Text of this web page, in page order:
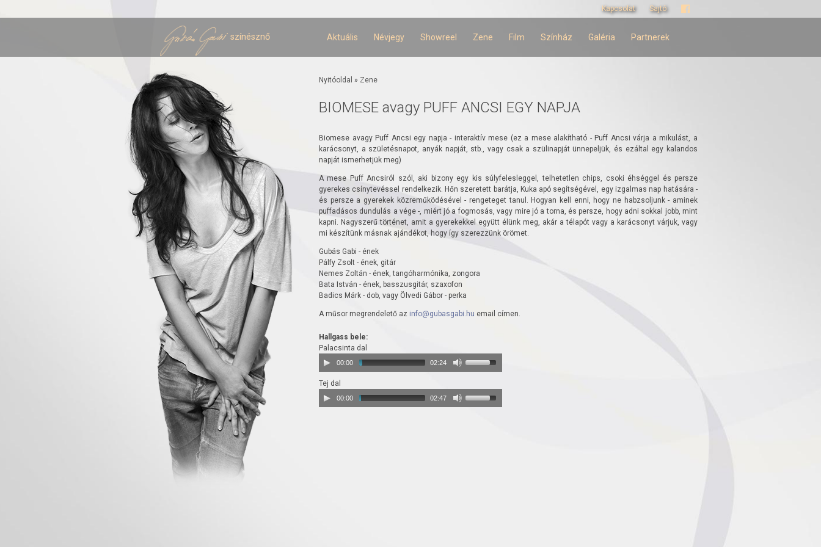
tartalomra
Kapcsolat Sajtó
színésznő Aktuális Névjegy Showreel Zene Film Színház Galéria Partnerek
Jelenlegi hely
Nyitóoldal » Zene
BIOMESE avagy PUFF ANCSI EGY NAPJA
Biomese avagy Puff Ancsi egy napja - interaktív mese (ez a mese alakítható - Puff Ancsi várja a mikulást, a
karácsonyt, a születésnapot, anyák napját, stb., vagy csak a szülinapját ünnepeljük, és ezáltal egy kalandos
napját ismerhetjük meg)
A mese Puff Ancsiról szól, aki bizony egy kis súlyfelesleggel, telhetetlen chips, csoki éhséggel és persze
gyerekes csínytevéssel rendelkezik. Hőn szeretett barátja, Kuka apó segítségével, egy izgalmas nap hatására -
és persze a gyerekek közreműködésével - rengeteget tanul. Hogyan kell enni, hogy ne habzsoljunk - aminek
puffadásos dundulás a vége -, miért jó a fogmosás, vagy mire jó a torna, és persze, hogy adni sokkal jobb, mint
kapni. Nagyszerű történet, amit a gyerekekkel együtt élünk meg, akár a télapót vagy a karácsonyt várjuk, vagy
mi készítünk másnak ajándékot, hogy így szerezzünk örömet.
Gubás Gabi - ének
Pálfy Zsolt - ének, gitár
Nemes Zoltán - ének, tangóharmónika, zongora
Bata István - ének, basszusgitár, szaxofon
Badics Márk - dob, vagy Ölvedi Gábor - perka
A műsor megrendelető az info@gubasgabi.hu email címen.
Hallgass bele:
Palacsinta dal
00:00 02:24
Tej dal
00:00 02:47